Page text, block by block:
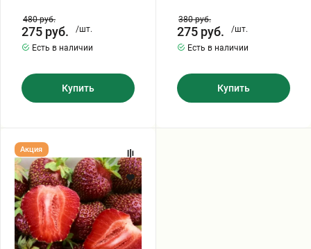
480руб.
275 руб.
/шт.
Есть в наличии
Купить
380руб.
275 руб.
/шт.
Есть в наличии
Купить
Клубника
"РУБИНОВЫЙ
КУЛОН"
(7шт.)
Акция